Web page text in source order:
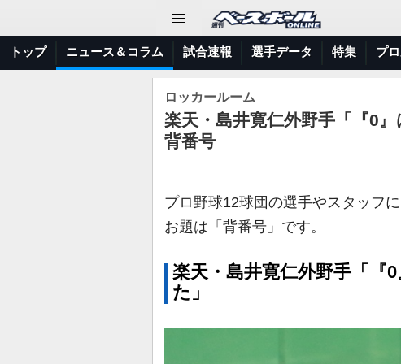
トップ ニュース＆コラム 試合速報 選手データ 特集 プ
ロッカールーム
楽天・島井寛仁外野手「『0
背番号
プロ野球12球団の選手やスタッフ
お題は「背番号」です。
楽天・島井寛仁外野手「『
た」